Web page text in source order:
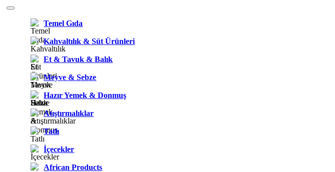
Temel Gıda
Kahvaltılık & Süt Ürünleri
Et & Tavuk & Balık
Meyve & Sebze
Hazır Yemek & Donmuş
Atıştırmalıklar
Tatlı
İçecekler
African Products